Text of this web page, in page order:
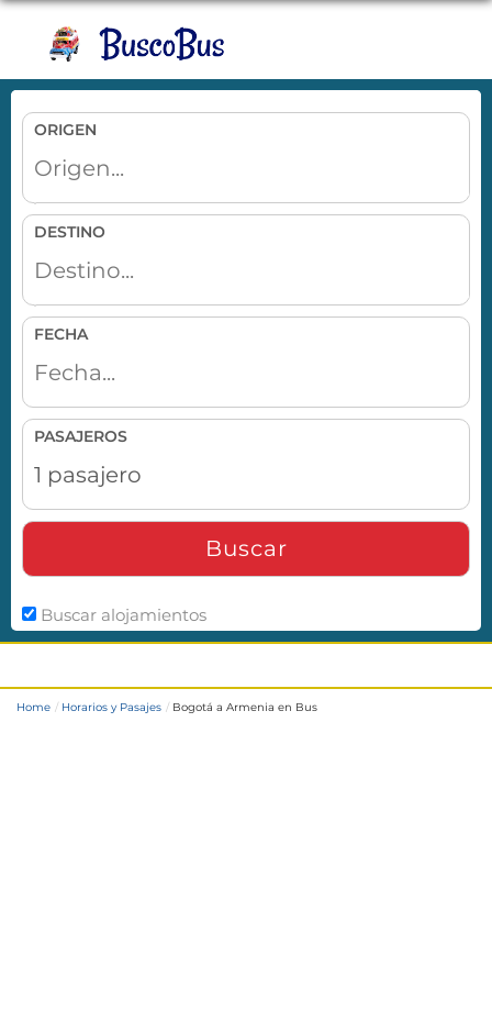
ORIGEN
DESTINO
FECHA
PASAJEROS
Buscar
Buscar alojamientos
Home Horarios y Pasajes Bogotá a Armenia en Bus